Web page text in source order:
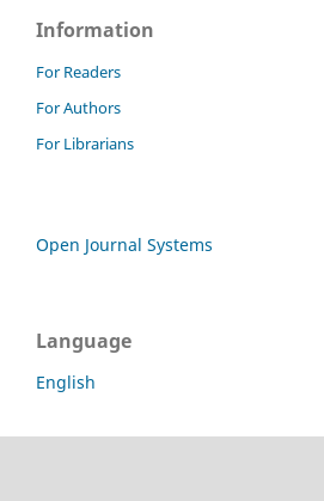
Information
For Readers
For Authors
For Librarians
Open Journal Systems
Language
English